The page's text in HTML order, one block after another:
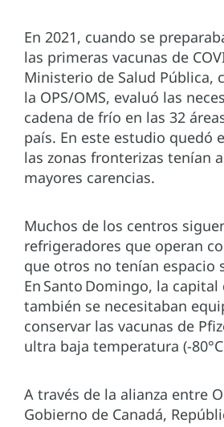
En 2021, cuando se
las primeras vacunas de
Ministerio de Salud Pública,
la OPS/OMS, evaluó las
cadena de frío en las 32
país. En este estudio quedó
las zonas fronterizas tenían
mayores carencias.
Muchos de los centros
refrigeradores que operan
que otros no tenían espacio
En Santo Domingo, la capital
también se necesitaban
conservar las vacunas de
ultra baja temperatura (-80°C
A través de la alianza entre
Gobierno de Canadá,